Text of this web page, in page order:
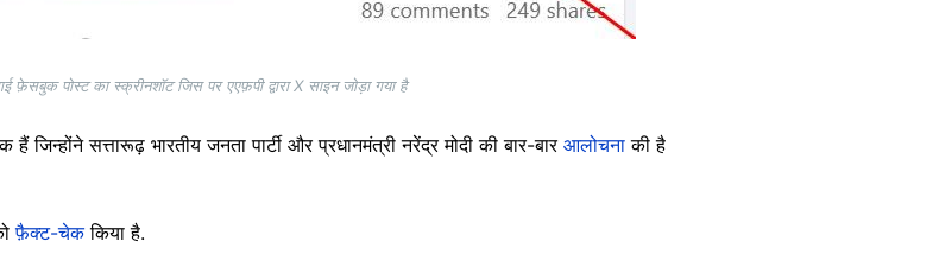
पोस्ट का स्क्रीनशॉट जिस पर एएफ़पी द्वारा X साइन जोड़ा गया है
सत्तारूढ़ भारतीय जनता पार्टी और प्रधानमंत्री नरेंद्र मोदी की बार-बार आलोचना की है
फ़ैक्ट-चेककिया है.